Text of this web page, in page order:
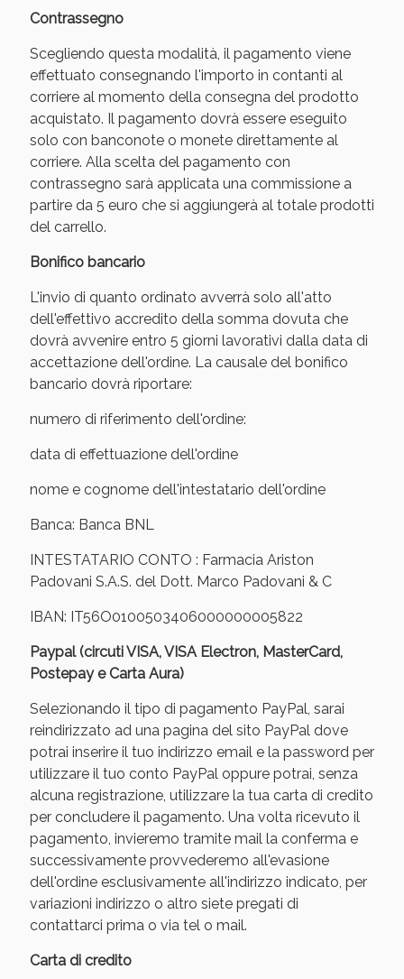
Contrassegno
Scegliendo questa modalità, il pagamento viene
effettuato consegnando l'importo in contanti al
corriere al momento della consegna del prodotto
acquistato. Il pagamento dovrà essere eseguito
solo con banconote o monete direttamente al
corriere. Alla scelta del pagamento con
contrassegno sarà applicata una commissione a
partire da 5 euro che si aggiungerà al totale prodotti
del carrello.
Bonifico bancario
L'invio di quanto ordinato avverrà solo all'atto
dell'effettivo accredito della somma dovuta che
dovrà avvenire entro 5 giorni lavorativi dalla data di
accettazione dell'ordine. La causale del bonifico
bancario dovrà riportare:
numero di riferimento dell'ordine:
data di effettuazione dell'ordine
nome e cognome dell'intestatario dell'ordine
Banca: Banca BNL
INTESTATARIO CONTO : Farmacia Ariston
Padovani S.A.S. del Dott. Marco Padovani & C
IBAN: IT56O0100503406000000005822
Paypal (circuti VISA, VISA Electron, MasterCard,
Postepay e Carta Aura)
Selezionando il tipo di pagamento PayPal, sarai
reindirizzato ad una pagina del sito PayPal dove
potrai inserire il tuo indirizzo email e la password per
utilizzare il tuo conto PayPal oppure potrai, senza
alcuna registrazione, utilizzare la tua carta di credito
per concludere il pagamento. Una volta ricevuto il
pagamento, invieremo tramite mail la conferma e
successivamente provvederemo all'evasione
dell'ordine esclusivamente all'indirizzo indicato, per
variazioni indirizzo o altro siete pregati di
contattarci prima o via tel o mail.
Carta di credito
Vie Urinarie e Prostata: Sconti fino al 45% oggi!
Benessere Intestinale: Sconto fino al 55% valido
Scopri le offerte di Oggi